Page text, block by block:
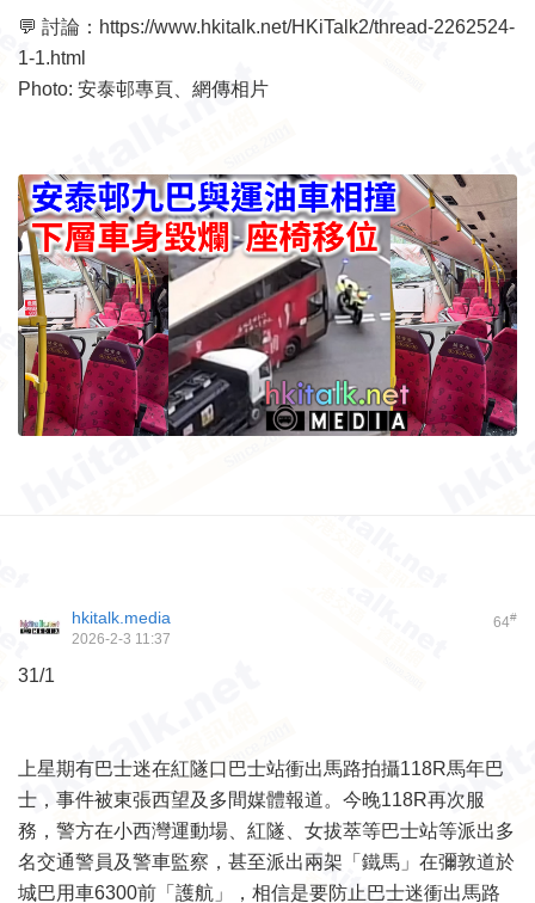
💬 討論： https://www.hkitalk.net/HKiTalk2/thread-2262524-
1-1.html
Photo: 安泰邨專頁、網傳相片
64#
hkitalk.media
2026-2-3 11:37
31/1
上星期有巴士迷在紅隧口巴士站衝出馬路拍攝118R馬年巴
士，事件被東張西望及多間媒體報道。今晚118R再次服
務，警方在小西灣運動場、紅隧、女拔萃等巴士站等派出多
名交通警員及警車監察，甚至派出兩架「鐵馬」在彌敦道於
城巴用車6300前「護航」，相信是要防止巴士迷衝出馬路